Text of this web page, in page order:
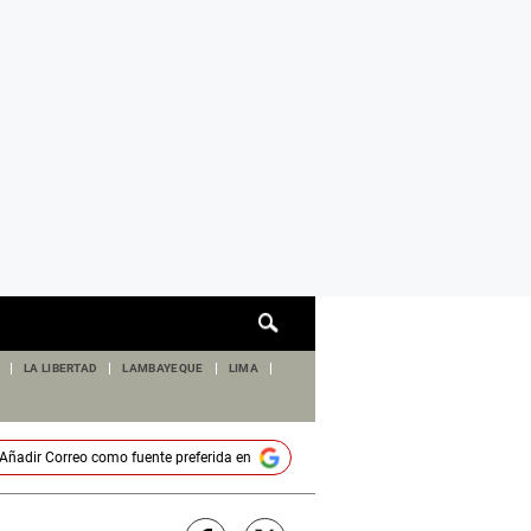
de
LA LIBERTAD LAMBAYEQUE LIMA
Correocomo fuente preferida en